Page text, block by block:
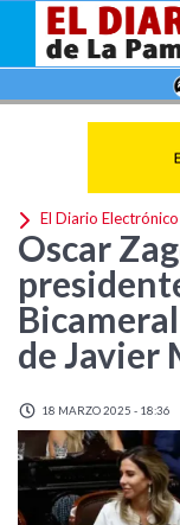
El Diario Electrónico
Oscar
de Javier
18 MARZO 2025 - 18:36